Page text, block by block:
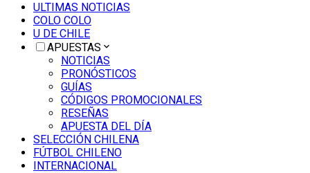
ULTIMAS NOTICIAS
COLO COLO
U DE CHILE
APUESTAS
NOTICIAS
PRONÓSTICOS
GUÍAS
CÓDIGOS PROMOCIONALES
RESEÑAS
APUESTA DEL DÍA
SELECCIÓN CHILENA
FÚTBOL CHILENO
INTERNACIONAL